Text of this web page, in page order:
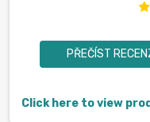
PŘEČÍST
Click here to view